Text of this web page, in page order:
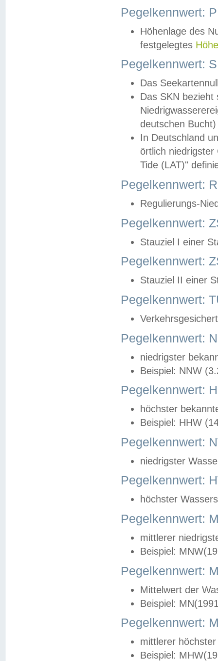
Pegelkennwert:
Höhenlage des
festgelegtes
Pegelkennwert:
Das
Das SKN
deutschen
In Deutschland
örtlich
Tide (LAT)"
Pegelkennwert:
Regulierungs-
Pegelkennwert:
Stauziel I einer
Pegelkennwert:
Stauziel II einer
Pegelkennwert:
Pegelkennwert:
niedrigster
Beispiel: NNW
Pegelkennwert:
höchster
Beispiel: HHW
Pegelkennwert:
niedrigster
Pegelkennwert:
höchster
Pegelkennwert:
mittlerer
Beispiel:
Pegelkennwert:
Mittelwert der
Beispiel:
Pegelkennwert:
mittlerer
Beispiel: